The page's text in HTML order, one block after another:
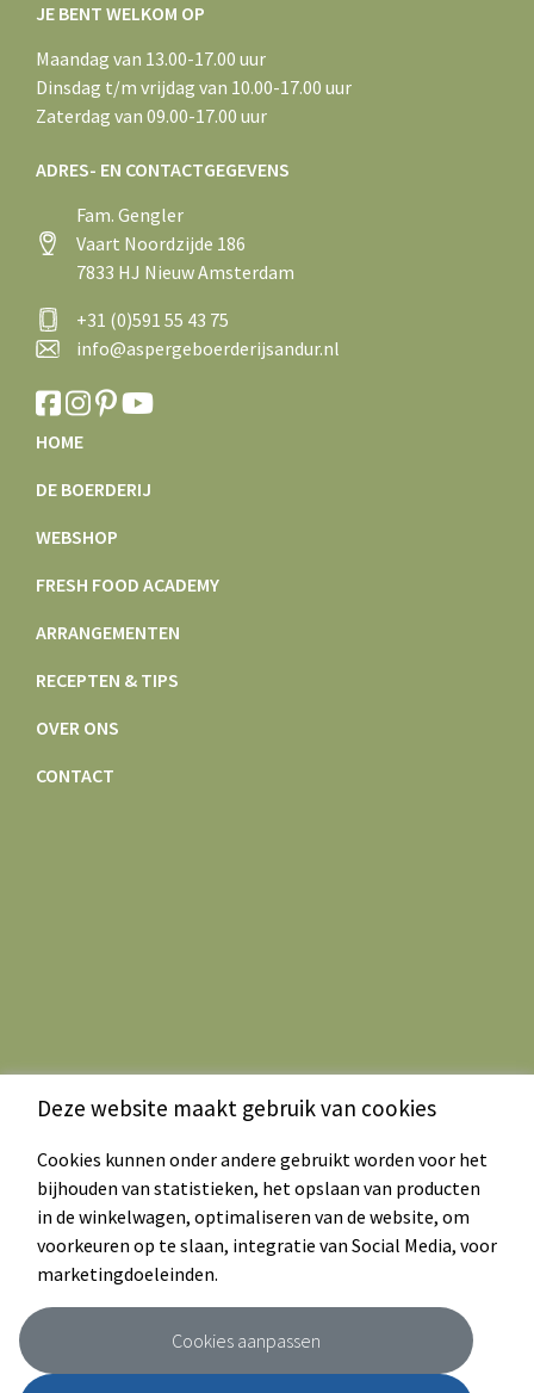
JE BENT WELKOM OP
Maandag van 13.00-17.00 uur
Dinsdag t/m vrijdag van 10.00-17.00 uur
Zaterdag van 09.00-17.00 uur
ADRES- EN CONTACTGEGEVENS
Fam. Gengler
Vaart Noordzijde 186
7833 HJ Nieuw Amsterdam
+31 (0)591 55 43 75
info@aspergeboerderijsandur.nl
HOME
DE BOERDERIJ
WEBSHOP
FRESH FOOD ACADEMY
ARRANGEMENTEN
RECEPTEN & TIPS
OVER ONS
CONTACT
Deze website maakt gebruik van cookies
Cookies kunnen onder andere gebruikt worden voor het
bijhouden van statistieken, het opslaan van producten
in de winkelwagen, optimaliseren van de website, om
voorkeuren op te slaan, integratie van Social Media, voor
marketingdoeleinden.
Cookies aanpassen